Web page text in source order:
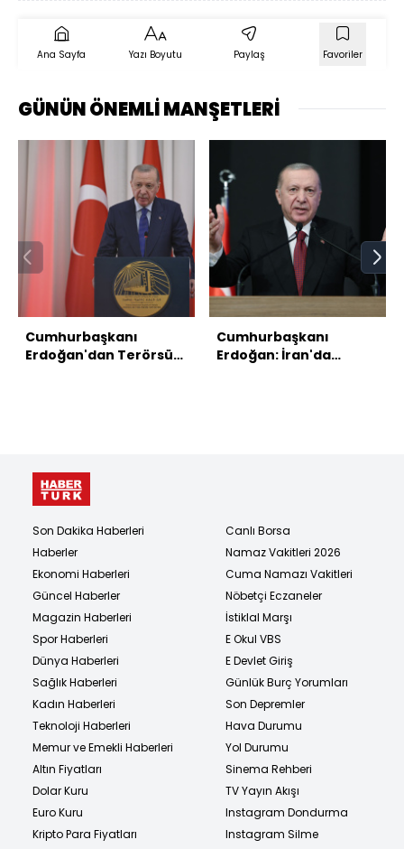
Ana Sayfa Yazı Boyutu Paylaş Favoriler
GÜNÜN ÖNEMLİ MANŞETLERİ
Cumhurbaşkanı
Erdoğan'dan Terörsüz
Cumhurbaşkanı
Erdoğan: İran'da
Son Dakika Haberleri
Haberler
Ekonomi Haberleri
Güncel Haberler
Magazin Haberleri
Spor Haberleri
Dünya Haberleri
Sağlık Haberleri
Kadın Haberleri
Teknoloji Haberleri
Memur ve Emekli Haberleri
Altın Fiyatları
Dolar Kuru
Euro Kuru
Kripto Para Fiyatları
Canlı Borsa
Namaz Vakitleri 2026
Cuma Namazı Vakitleri
Nöbetçi Eczaneler
İstiklal Marşı
E Okul VBS
E Devlet Giriş
Günlük Burç Yorumları
Son Depremler
Hava Durumu
Yol Durumu
Sinema Rehberi
TV Yayın Akışı
Instagram Dondurma
Instagram Silme